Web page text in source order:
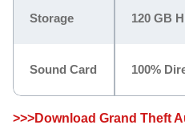
Storage 120 GB
Sound Card 100%
>>>Download Grand Theft